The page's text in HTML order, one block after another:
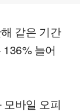
같은 기간
늘어
모바일 오피